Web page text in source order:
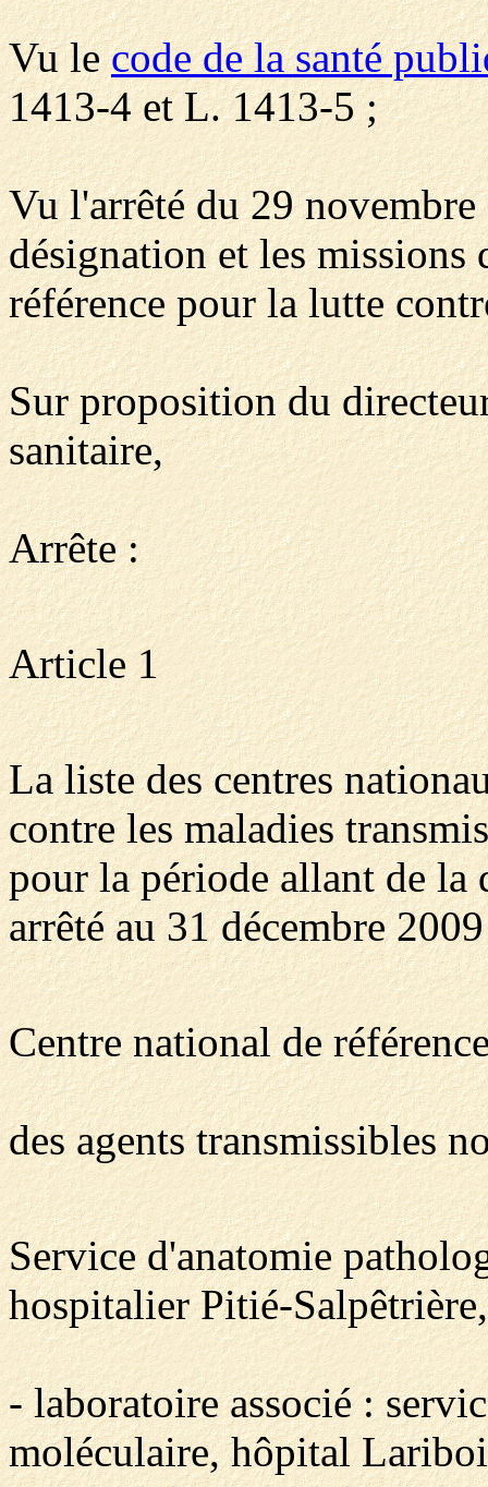
Vu lecode de la santé
1413-4 et L. 1413-5 ;
Vu l'arrêté du 29
désignation et les missions
référence pour la lutte
Sur proposition du
sanitaire,
Arrête :
Article 1
La liste des centres
contre les maladies
pour la période allant de la
arrêté au 31 décembre
Centre national de
des agents transmissibles
Service d'anatomie
hospitalier Pitié-
- laboratoire associé :
moléculaire, hôpital